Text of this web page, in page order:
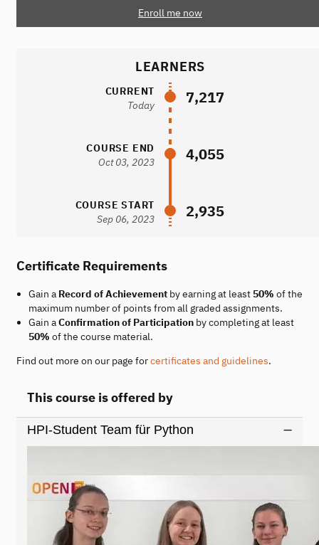
Enroll me now
LEARNERS
CURRENT
Today
7,217
COURSE END
Oct 03, 2023
4,055
COURSE START
Sep 06, 2023
2,935
Certificate Requirements
Gain a Record of Achievementby earning at least 50% of the
maximum number of points from all graded assignments.
Gain aConfirmation of Participationby completing at least
50% of the course material.
Find out more on our page forcertificates and guidelines.
This course is offered by
HPI-Student Team für Python